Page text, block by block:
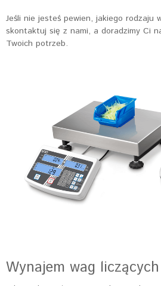
Jeśli nie jesteś pewien, jakiego rodzaju
skontaktuj się z nami, a doradzimy Ci
Twoich potrzeb.
Wynajem wag